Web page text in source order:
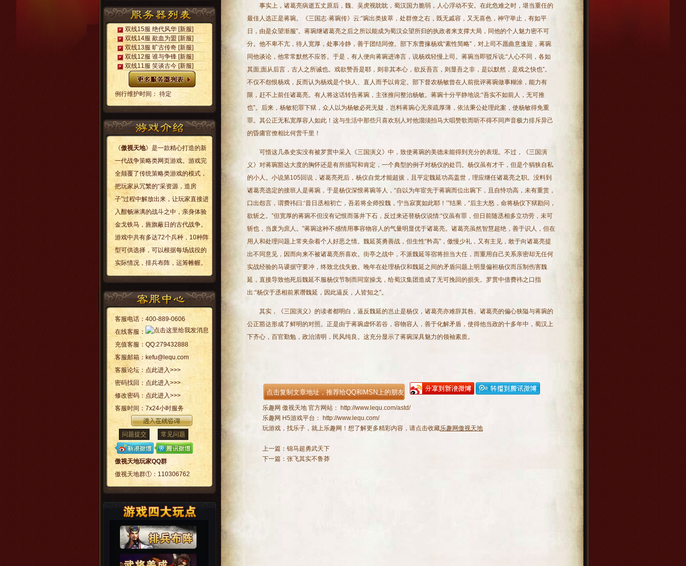
双线15服 绝代风华 [新服]
双线14服 歃血为盟 [新服]
双线13服 旷古传奇 [新服]
双线12服 谁与争锋 [新服]
双线11服 笑谈古今 [新服]
例行维护时间： 待定
《傲视天地》是一款精心打造的新
一代战争策略类网页游戏。游戏完
全颠覆了传统策略类游戏的模式，
把玩家从冗繁的“采资源，造房
子”过程中解放出来，让玩家直接进
入酣畅淋漓的战斗之中，亲身体验
金戈铁马，旌旗蔽日的古代战争。
游戏中共有多达72个兵种，10种阵
型可供选择，可以根据每场战役的
实际情况，排兵布阵，运筹帷幄。
客服电话： 400-889-0606
在线客服：
充值客服： QQ:279432888
客服邮箱： kefu@lequ.com
客服论坛： 点此进入>>>
密码找回： 点此进入>>>
修改密码： 点此进入>>>
客服时间： 7x24小时服务
问题提交 常见问题
傲视天地玩家QQ群
傲视天地群①： 110306762
事实上，诸葛亮病逝五丈原后，魏、吴虎视眈眈，蜀汉国力脆弱，人心浮动不安。在此危难之时，堪当重任的
最佳人选正是蒋琬。《三国志·蒋琬传》云:“琬出类拔萃，处群僚之右，既无戚容，又无喜色，神守举止，有如平
日，由是众望渐服”。蒋琬继诸葛亮之后之所以能成为蜀汉众望所归的执政者来支撑大局，同他的个人魅力密不可
分。他不卑不亢，待人宽厚，处事冷静，善于团结同僚。部下东曹掾杨戏“素性简略”，对上司不愿曲意逢迎，蒋琬
同他谈论，他常常默然不应答。于是，有人便向蒋琬进谗言，说杨戏轻慢上司。蒋琬当即驳斥说:“人心不同，各如
其面;面从后言，古人之所诫也。戏欲赞吾是耶，则非其本心，欲反吾言，则显吾之非，是以默然，是戏之快也”。
不仅不怨恨杨戏，反而认为杨戏是个快人、直人而予以肯定。部下督农杨敏曾在人前批评蒋琬做事糊涂，能力有
限，赶不上前任诸葛亮。有人将这话转告蒋琬，主张推问整治杨敏。蒋琬十分平静地说:“吾实不如前人，无可推
也”。后来，杨敏犯罪下狱，众人以为杨敏必死无疑，岂料蒋琬心无亲疏厚薄，依法秉公处理此案，使杨敏得免重
罪。其公正无私宽厚容人如此！这与生活中那些只喜欢别人对他溜须拍马大唱赞歌而听不得不同声音极力排斥异己
的昏庸官僚相比何啻千里！
可惜这几条史实没有被罗贯中采入《三国演义》中，致使蒋琬的美德未能得到充分的表现。不过，《三国演
义》对蒋琬豁达大度的胸怀还是有所描写和肯定，一个典型的例子对杨仪的处罚。杨仪虽有才干，但是个狷狭自私
的小人。小说第105回说，诸葛亮死后，杨仪自觉才能超拔，且平定魏延功高盖世，理应继任诸葛亮之职。没料到
诸葛亮选定的接班人是蒋琬，于是杨仪深恨蒋琬等人，“自以为年宦先于蒋琬而位出琬下，且自恃功高，未有重赏，
口出怨言，谓费祎曰:‘昔日丞相初亡，吾若将全师投魏，宁当寂寞如此耶！’”结果，“后主大怒，命将杨仪下狱勘问，
欲斩之。”但宽厚的蒋琬不但没有记恨而落井下石，反过来还替杨仪说情:“仪虽有罪，但日前随丞相多立功劳，未可
斩也，当废为庶人。”蒋琬这种不感情用事容物容人的气量明显优于诸葛亮。诸葛亮虽然智慧超绝，善于识人，但在
用人和处理问题上常夹杂着个人好恶之情。魏延英勇善战，但生性“矜高”，傲慢少礼，又有主见，敢于向诸葛亮提
出不同意见，因而向来不被诸葛亮所喜欢。街亭之战中，不派魏延等宿将担当大任，而重用自己关系亲密却无任何
实战经验的马谡据守要冲，终致北伐失败。晚年在处理杨仪和魏延之间的矛盾问题上明显偏袒杨仪而压制伤害魏
延，直接导致他死后魏延不服杨仪节制而同室操戈，给蜀汉集团造成了无可挽回的损失。罗贯中借费祎之口指
出:“杨仪于丞相前累谮魏延，因此逼反，人皆知之”。
其实，《三国演义》的读者都明白，逼反魏延的岂止是杨仪，诸葛亮亦难辞其咎。诸葛亮的偏心狭隘与蒋琬的
公正豁达形成了鲜明的对照。正是由于蒋琬虚怀若谷，容物容人，善于化解矛盾，使得他当政的十多年中，蜀汉上
下齐心，百官勤勉，政治清明，民风纯良。这充分显示了蒋琬深具魅力的领袖素质。
乐趣网 傲视天地 官方网站：
http://www.lequ.com/astd/
乐趣网 H5游戏平台：
http://www.lequ.com/
玩游戏，找乐子，就上乐趣网！想了解更多精彩内容，请点击收藏乐趣网傲视天地
上一篇： 锦马超勇武天下
下一篇： 张飞其实不鲁莽